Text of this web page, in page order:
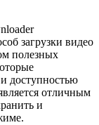
загрузки видео
полезных
доступностью
отличным
и